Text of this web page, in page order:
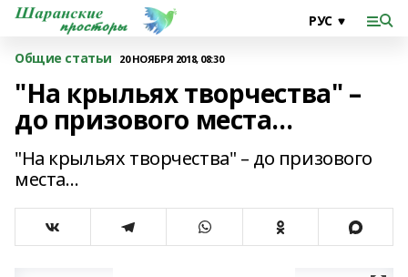
Общие статьи 20 НОЯБРЯ 2018, 08:30
"На крыльях творчества" –
до призового места…
"На крыльях творчества" – до призового
места…